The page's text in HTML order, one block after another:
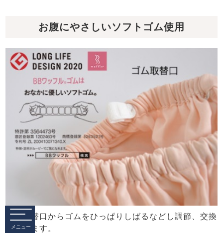
メニュー
お腹にやさしいソフトゴム使用
ゴム取替口からゴムをひっぱりしばるなどし調節、交換
ができます。